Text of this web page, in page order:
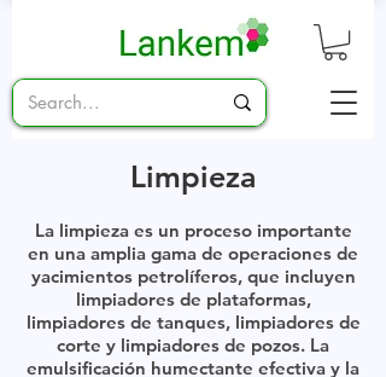
Limpieza
La limpieza es un proceso importante
en una amplia gama de operaciones de
yacimientos petrolíferos, que incluyen
limpiadores de plataformas,
limpiadores de tanques, limpiadores de
corte y limpiadores de pozos. La
emulsificación humectante efectiva y la